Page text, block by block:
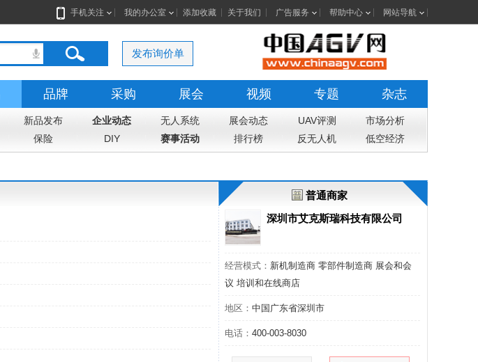
手机关注 我的办公室 添加收藏 关于我们 广告服务 帮助中心 网站导航
发布询价单
品牌 采购 展会 视频 专题 杂志
新品发布 企业动态 无人系统 展会动态 UAV评测
市场分析
保险 DIY 赛事活动 排行榜 反无人机 低空经济
普通商家
深圳市艾克斯瑞科技有限公司
经营模式： 新机制造商 零部件制造商 展会和会
议 培训和在线商店
地区： 中国广东省深圳市
电话： 400-003-8030